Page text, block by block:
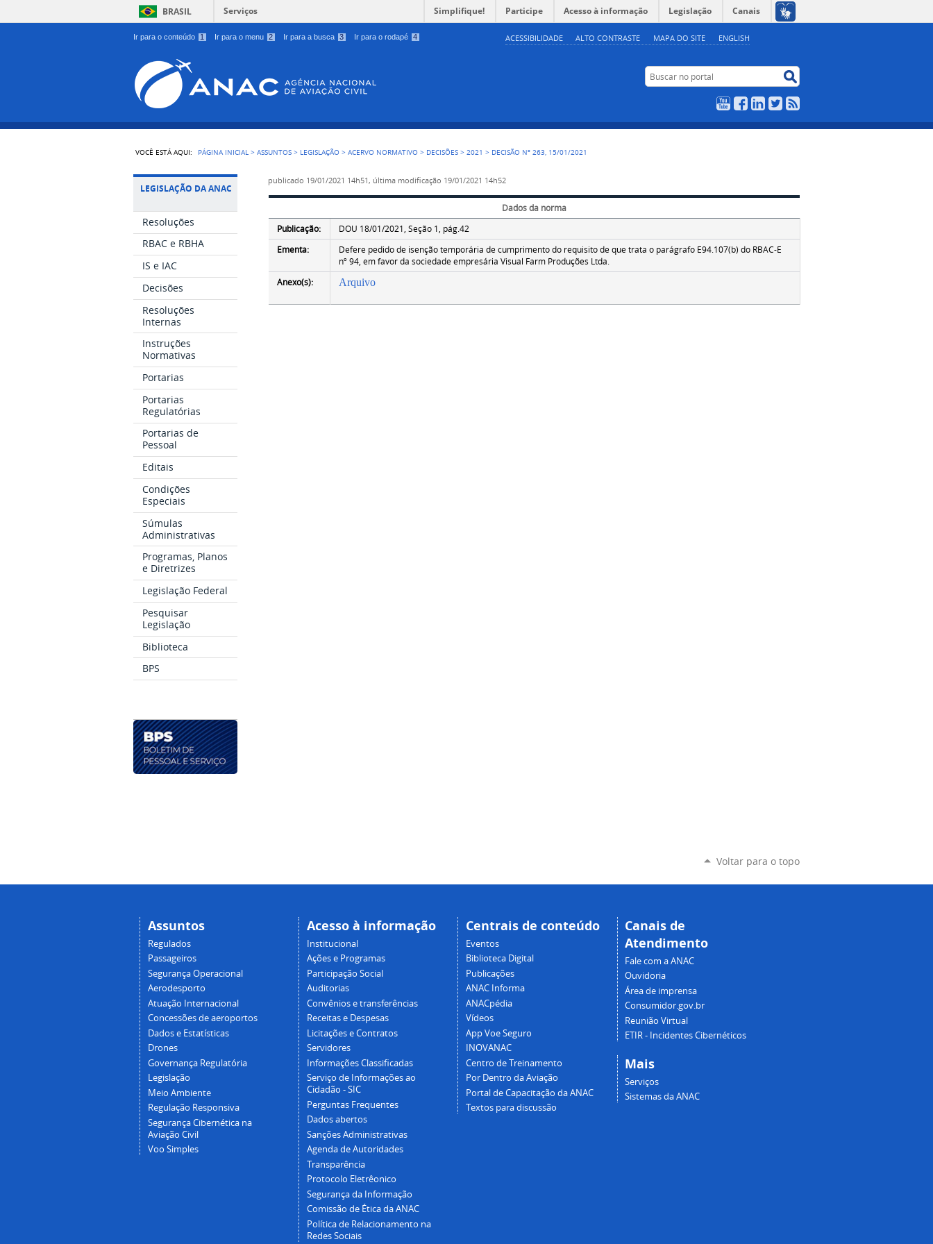
Ir para o conteúdo 1 Ir para o menu 2 Ir para a busca 3 Ir para o rodapé 4 ACESSIBILIDADE ALTO CONTRASTE MAPA DO SITE ENGLISH
BRASIL Serviços Simplifique! Participe Acesso à informação Legislação Canais
Buscar no portal
YouTubeFacebookLinkedIn
Twitter
VOCÊ ESTÁ AQUI: PÁGINA INICIAL >ASSUNTOS > LEGISLAÇÃO >ACERVO NORMATIVO > DECISÕES >2021 > DECISÃO Nº 263, 15/01/2021
LEGISLAÇÃO DA ANAC
Resoluções
RBAC e RBHA
IS e IAC
Decisões
Resoluções
Internas
Instruções
Normativas
Portarias
Portarias
Regulatórias
Portarias de
Pessoal
Editais
Condições
Especiais
Súmulas
Administrativas
Programas, Planos
e Diretrizes
Legislação Federal
Pesquisar
Legislação
Biblioteca
BPS
publicado 19/01/2021 14h51, última modificação 19/01/2021 14h52
Dados da norma
Publicação:
DOU 18/01/2021, Seção 1, pág.42
Ementa:
Defere pedido de isenção temporária de cumprimento do requisito de que trata o parágrafo E94.107(b) do RBAC-E
nº 94, em favor da sociedade empresária Visual Farm Produções Ltda.
Anexo(s):
Arquivo
Voltar para o topo
Assuntos
Regulados
Passageiros
Segurança Operacional
Aerodesporto
Atuação Internacional
Concessões de aeroportos
Dados e Estatísticas
Drones
Governança Regulatória
Legislação
Meio Ambiente
Regulação Responsiva
Segurança Cibernética na
Aviação Civil
Voo Simples
Acesso à informação
Institucional
Ações e Programas
Participação Social
Auditorias
Convênios e transferências
Receitas e Despesas
Licitações e Contratos
Servidores
Informações Classificadas
Serviço de Informações ao
Cidadão - SIC
Perguntas Frequentes
Dados abertos
Sanções Administrativas
Agenda de Autoridades
Transparência
Protocolo Eletrêonico
Segurança da Informação
Comissão de Ética da ANAC
Política de Relacionamento na
Redes Sociais
Centrais de conteúdo
Eventos
Biblioteca Digital
Publicações
ANAC Informa
ANACpédia
Vídeos
App Voe Seguro
INOVANAC
Centro de Treinamento
Por Dentro da Aviação
Portal de Capacitação da ANAC
Textos para discussão
Canais de
Atendimento
Fale com a ANAC
Ouvidoria
Área de imprensa
Consumidor.gov.br
Reunião Virtual
ETIR - Incidentes Cibernéticos
Mais
Serviços
Sistemas da ANAC